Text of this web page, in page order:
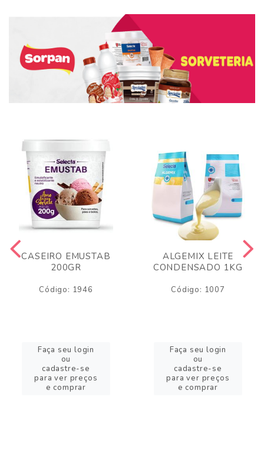
CASEIRO EMUSTAB
200GR
Código: 1946
Faça seu login
ou
cadastre-se
para ver preços
e comprar
ALGEMIX LEITE
CONDENSADO 1KG
Código: 1007
Faça seu login
ou
cadastre-se
para ver preços
e comprar